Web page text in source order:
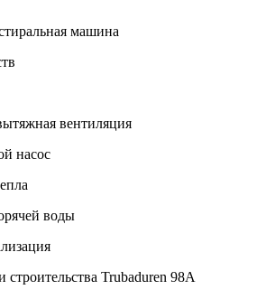
машина
вентиляция
насос
воды
Trubaduren 98A